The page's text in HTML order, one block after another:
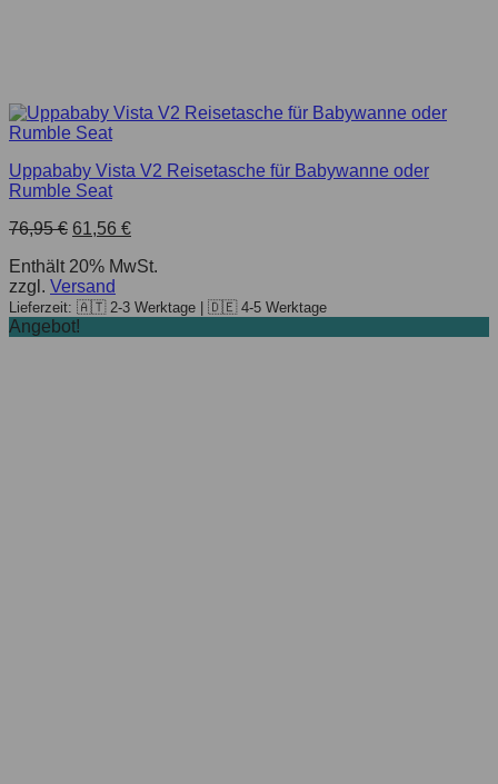
Uppababy Vista V2 Reisetasche für Babywanne oder
Rumble Seat
76,95€ 61,56 €
Enthält 20% MwSt.
zzgl. Versand
Lieferzeit: 🇦🇹 2-3 Werktage | 🇩🇪 4-5 Werktage
Angebot!